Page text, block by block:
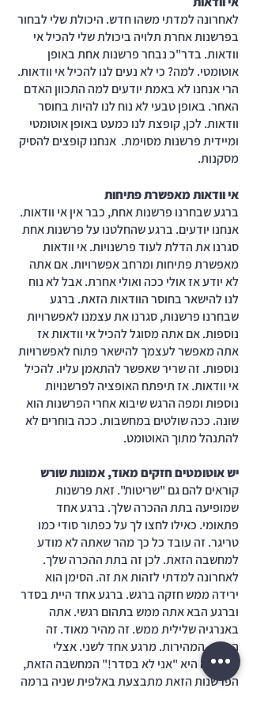
לאחרונה למדתי משהו חדש. היכולת שלי לבחור
בפרשנות אחרת תלויה ביכולת שלי להכיל אי
וודאות. בדר"כ נבחר פרשנות אחת באופן
אוטומטי. למה? כי לא נעים לנו להכיל אי וודאות.
הרי אנחנו לא באמת יודעים למה התכוון האדם
האחר. באופן טבעי לא נוח לנו להיות בחוסר
וודאות. לכן, קופצת לנו כמעט באופן אוטומטי
ומיידית פרשנות מסוימת.  אנחנו קופצים להסיק
מסקנות.
אי וודאות מאפשרת פתיחות
ברגע שבחרנו פרשנות אחת, כבר אין אי וודאות.
אנחנו יודעים. ברגע שהחלטנו על פרשנות אחת
סגרנו את הדלת לעוד פרשנויות. אי וודאות
מאפשרת פתיחות ומרחב אפשרויות. אם אתה
לא יודע אז אולי ככה ואולי אחרת. אבל לא נוח
לנו להישאר בחוסר הוודאות הזאת. ברגע
שבחרנו פרשנות, סגרנו את עצמנו לאפשרויות
נוספות. אם אתה מסוגל להכיל אי וודאות אז
אתה מאפשר לעצמך להישאר פתוח לאפשרויות
נוספות. זה שריר שאפשר להתאמן עליו. להכיל
אי וודאות. אז תיפתח האופציה לפרשנויות
נוספות ומפה הרגש שיבוא אחרי הפרשנות הוא
שונה. ככה שולטים במחשבות. ככה בוחרים לא
להתנהל מתוך האוטומט.
יש אוטומטים חזקים מאוד, אמונות שורש
קוראים להם גם "שריטות". זאת פרשנות
שמופיעה בתת ההכרה שלך. ברגע אחד
פתאומי. כאילו לחצו לך על כפתור סודי כמו
טריגר. זה עובד כל כך מהר שאתה לא מודע
למחשבה הזאת. לכן זה בתת ההכרה שלך.
לאחרונה למדתי לזהות את זה. הסימן הוא
ירידה ממש חזקה ברגש. ברגע אחד היית בסדר
וברגע הבא אתה ממש בתהום רגשי. אתה
באנרגיה שלילית ממש. זה מהיר מאוד. זה
הסימן. המהירות. מרגע אחד לשני. אצלי
השריטה היא "אני לא בסדר!" המחשבה הזאת,
הפרשנות הזאת מתבצעת באלפית שניה ברמה